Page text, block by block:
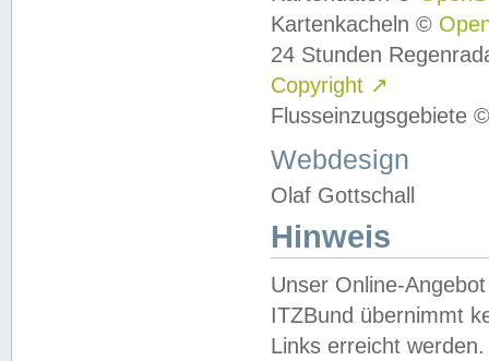
Kartenkacheln ©
24 Stunden
Copyright ↗
Flusseinzugsgebiete
Webdesign
Olaf Gottschall
Hinweis
Unser Online-
ITZBund übernimmt
Links erreicht